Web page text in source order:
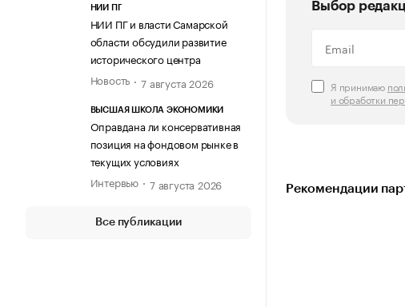
НИИ ПГ
НИИ ПГ и власти Самарской
области обсудили развитие
исторического центра
Новость
7 августа 2026
ВЫСШАЯ ШКОЛА ЭКОНОМИКИ
Оправдана ли консервативная
позиция на фондовом рынке в
текущих условиях
Интервью
7 августа 2026
Все публикации
Выбор
Я принимаю
и обработки
Рекомендации